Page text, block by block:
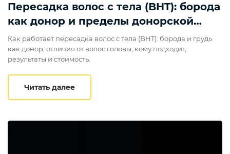
Пересадка волос с тела (BHT): борода
как донор и пределы донорской
зоны
Как работает пересадка волос с тела (BHT): борода и грудь
как донор, отличия от волос головы, кому подходит,
результаты и стоимость.
Читать далееПересадка волос с тела (BHT):